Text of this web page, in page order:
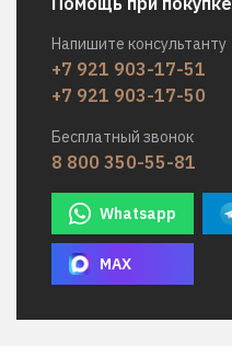
Напишите консультанту
+7 921 903-17-51
+7 921 903-17-50
Бесплатный звонок
8 800 350-55-81
Whatsapp
MAX